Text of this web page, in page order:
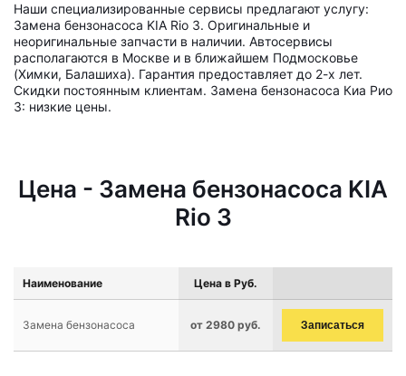
Наши специализированные сервисы предлагают услугу:
Замена бензонасоса KIA Rio 3. Оригинальные и
неоригинальные запчасти в наличии. Автосервисы
располагаются в Москве и в ближайшем Подмосковье
(Химки, Балашиха). Гарантия предоставляет до 2-х лет.
Скидки постоянным клиентам. Замена бензонасоса Киа Рио
3: низкие цены.
Цена - Замена бензонасоса KIA
Rio 3
Наименование Цена в Руб.
Замена бензонасоса от 2980 руб. Записаться